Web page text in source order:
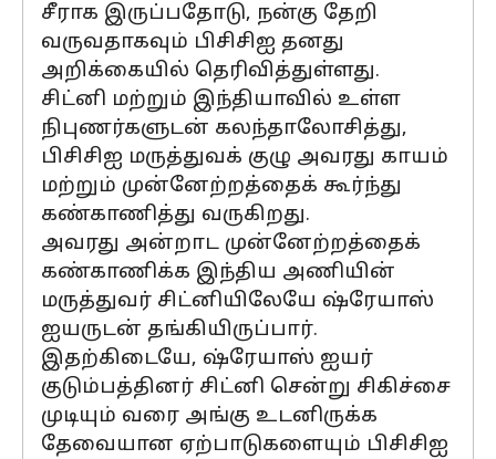
சீராக இருப்பதோடு, நன்கு தேறி
வருவதாகவும் பிசிசிஐ தனது
அறிக்கையில் தெரிவித்துள்ளது.
சிட்னி மற்றும் இந்தியாவில் உள்ள
நிபுணர்களுடன் கலந்தாலோசித்து,
பிசிசிஐ மருத்துவக் குழு அவரது காயம்
மற்றும் முன்னேற்றத்தைக் கூர்ந்து
கண்காணித்து வருகிறது.
அவரது அன்றாட முன்னேற்றத்தைக்
கண்காணிக்க இந்திய அணியின்
மருத்துவர் சிட்னியிலேயே ஷ்ரேயாஸ்
ஐயருடன் தங்கியிருப்பார்.
இதற்கிடையே, ஷ்ரேயாஸ் ஐயர்
குடும்பத்தினர் சிட்னி சென்று சிகிச்சை
முடியும் வரை அங்கு உடனிருக்க
தேவையான ஏற்பாடுகளையும் பிசிசிஐ